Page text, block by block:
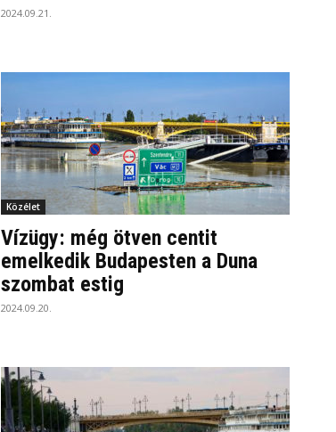
2024.09.21.
Közélet
Vízügy: még ötven centit
emelkedik Budapesten a Duna
szombat estig
2024.09.20.